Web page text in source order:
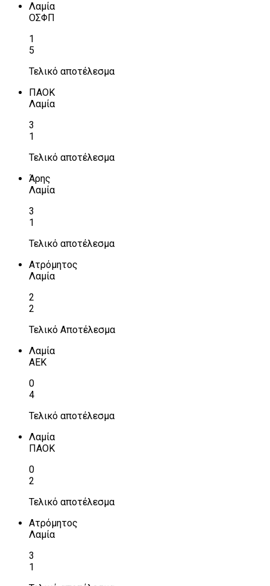
Λαμία
ΟΣΦΠ
1
5
Τελικό αποτέλεσμα
ΠΑΟΚ
Λαμία
3
1
Τελικό αποτέλεσμα
Άρης
Λαμία
3
1
Τελικό αποτέλεσμα
Ατρόμητος
Λαμία
2
2
Τελικό Αποτέλεσμα
Λαμία
ΑΕΚ
0
4
Τελικό αποτέλεσμα
Λαμία
ΠΑΟΚ
0
2
Τελικό αποτέλεσμα
Ατρόμητος
Λαμία
3
1